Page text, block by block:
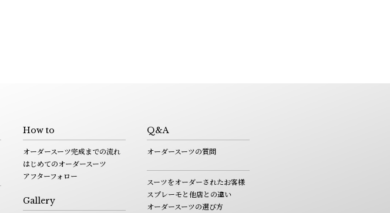
How to
オーダースーツ完成までの流れ
はじめてのオーダースーツ
アフターフォロー
Gallery
Q&A
オーダースーツの質問
スーツをオーダーされたお客様
スプレーモと他店との違い
オーダースーツの選び方